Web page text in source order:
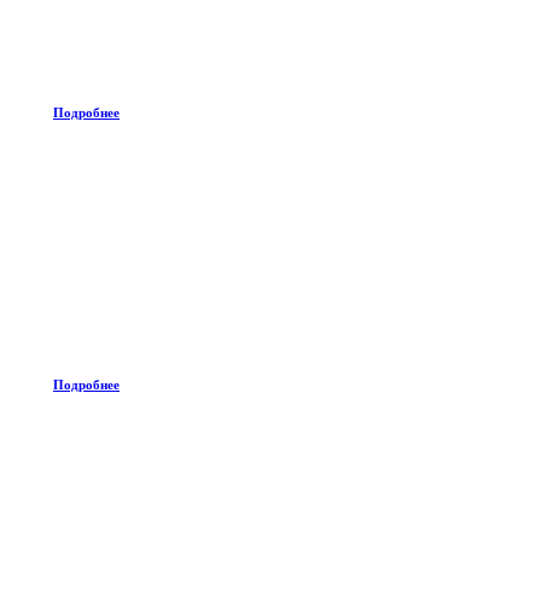
Подробнее
Подробнее